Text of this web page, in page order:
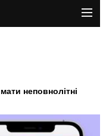
неповнолітні